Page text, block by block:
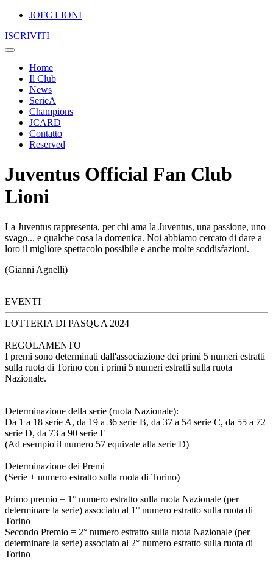
JOFC LIONI
ISCRIVITI
Home
Il Club
News
SerieA
Champions
JCARD
Contatto
Reserved
Juventus Official Fan Club
Lioni
La Juventus rappresenta, per chi ama la Juventus, una passione, uno
svago... e qualche cosa la domenica. Noi abbiamo cercato di dare a
loro il migliore spettacolo possibile e anche molte soddisfazioni.
(Gianni Agnelli)
EVENTI
LOTTERIA DI PASQUA 2024
REGOLAMENTO
I premi sono determinati dall'associazione dei primi 5 numeri estratti
sulla ruota di Torino con i primi 5 numeri estratti sulla ruota
Nazionale.
Determinazione della serie (ruota Nazionale):
Da 1 a 18 serie A, da 19 a 36 serie B, da 37 a 54 serie C, da 55 a 72
serie D, da 73 a 90 serie E
(Ad esempio il numero 57 equivale alla serie D)
Determinazione dei Premi
(Serie + numero estratto sulla ruota di Torino)
Primo premio = 1° numero estratto sulla ruota Nazionale (per
determinare la serie) associato al 1° numero estratto sulla ruota di
Torino
Secondo Premio = 2° numero estratto sulla ruota Nazionale (per
determinare la serie) associato al 2° numero estratto sulla ruota di
Torino